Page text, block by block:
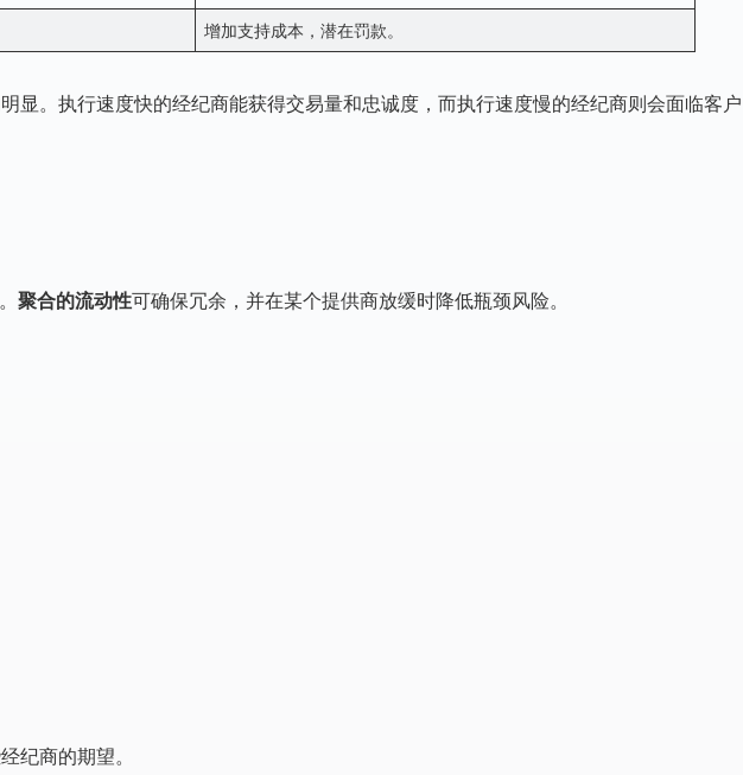
增加支持成本，潜在罚款。
显。执行速度快的经纪商能获得交易量和忠诚度，而执行速度慢的经纪商则会面临客户
聚合的流动性可确保冗余，并在某个提供商放缓时降低瓶颈风险。
纪商的期望。